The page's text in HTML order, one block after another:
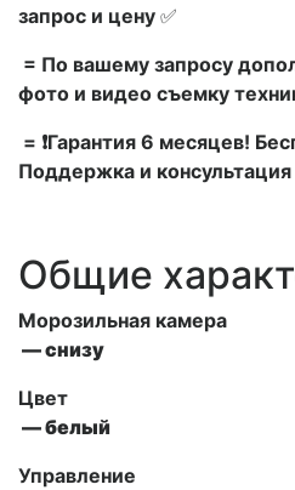
запрос и цену ✅
= По вашему запросу
фото и видео съемку
= ❗Гарантия 6 месяцев!
Поддержка и
Общие
Морозильная камера
— снизу
Цвет
— белый
Управление